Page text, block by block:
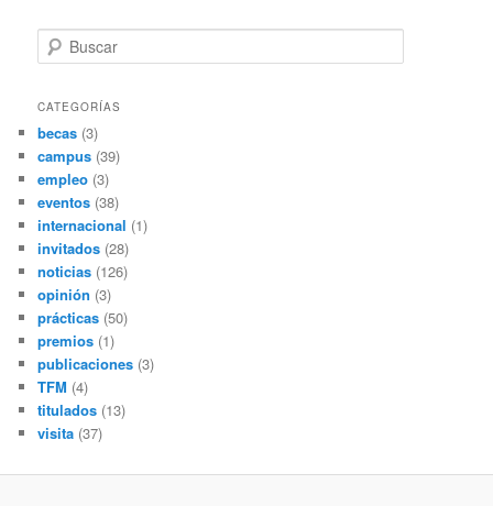
u
c
r
CATEGORÍAS
becas (3)
campus (39)
empleo (3)
eventos (38)
internacional (1)
invitados (28)
noticias (126)
opinión (3)
prácticas (50)
premios (1)
publicaciones (3)
TFM (4)
titulados (13)
visita (37)